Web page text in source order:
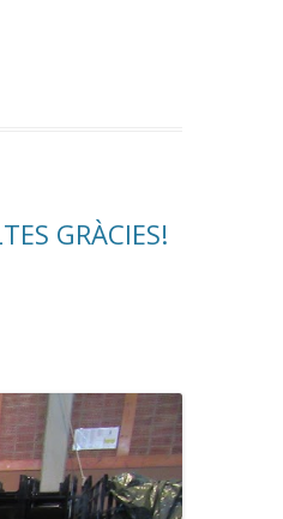
GRÀCIES!